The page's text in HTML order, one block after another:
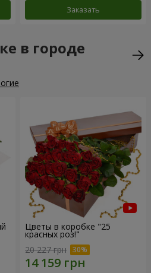
Заказать
в городе
Цветы в коробке "25
красных роз!"
20 227 грн